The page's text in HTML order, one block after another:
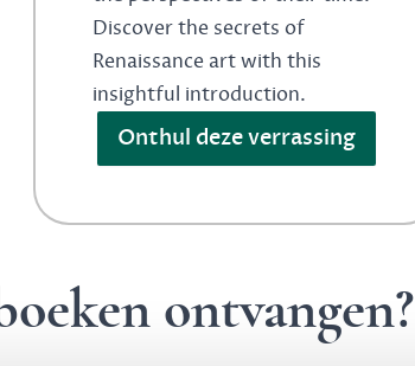
Discover the secrets of
Renaissance art with this
insightful introduction.
Onthul deze verrassing
ontvangen?